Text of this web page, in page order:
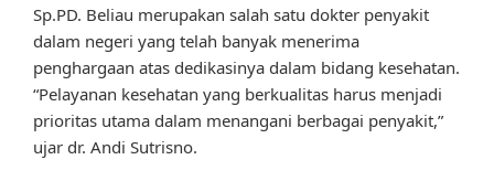
Sp.PD. Beliau merupakan salah satu dokter penyakit
dalam negeri yang telah banyak menerima
penghargaan atas dedikasinya dalam bidang kesehatan.
“Pelayanan kesehatan yang berkualitas harus menjadi
prioritas utama dalam menangani berbagai penyakit,”
ujar dr. Andi Sutrisno.